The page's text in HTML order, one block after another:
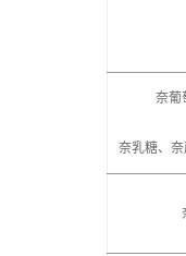
奈葡
奈乳糖、